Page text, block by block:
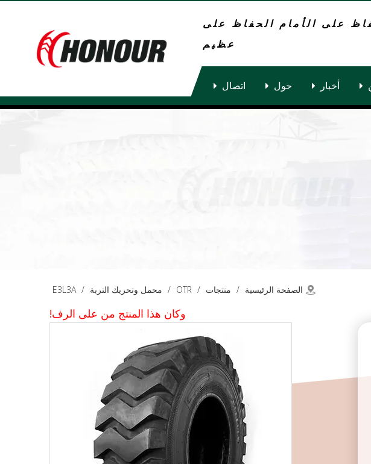
على الأمام الحفاظ على
عظيم
اتصال حول أخبار
الصفحة الرئيسية / منتجات /
OTR
/ محمل وتحريك التربة /
E3L3A
وكان هذا المنتج من على الرف!